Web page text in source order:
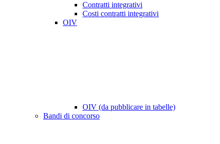
Contratti integrativi
Costi contratti integrativi
OIV
OIV (da pubblicare in tabelle)
Bandi di concorso